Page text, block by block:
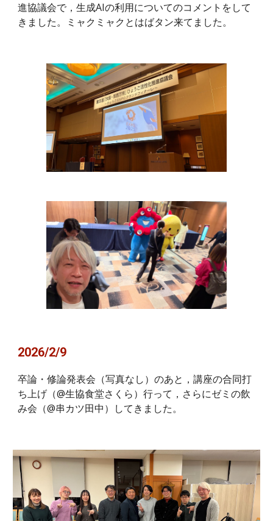
進協議会で，生成AIの利用についてのコメントをして
きました。ミャクミャクとはばタン来てました。
2026/2/9
卒論・修論発表会（写真なし）のあと，講座の合同打
ち上げ（@生協食堂さくら）行って，さらにゼミの飲
み会（@串カツ田中）してきました。